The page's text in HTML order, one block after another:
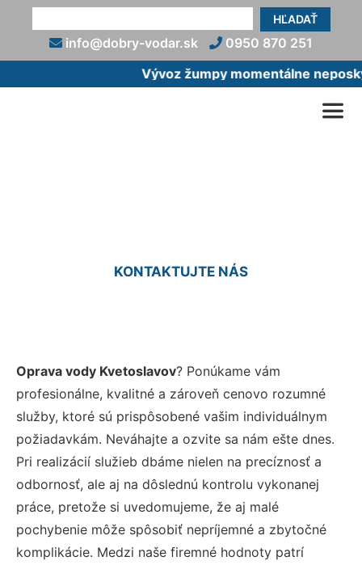
HĽADAŤ
info@dobry-vodar.sk
0950 870 251
Vývoz žumpy momentálne
KONTAKTUJTE NÁS
Oprava vody Kvetoslavov? Ponúkame vám
profesionálne, kvalitné a zároveň cenovo rozumné
služby, ktoré sú prispôsobené vašim individuálnym
požiadavkám. Neváhajte a ozvite sa nám ešte dnes.
Pri realizácií služieb dbáme nielen na precíznosť a
odbornosť, ale aj na dôslednú kontrolu vykonanej
práce, pretože si uvedomujeme, že aj malé
pochybenie môže spôsobiť nepríjemné a zbytočné
komplikácie. Medzi naše firemné hodnoty patrí